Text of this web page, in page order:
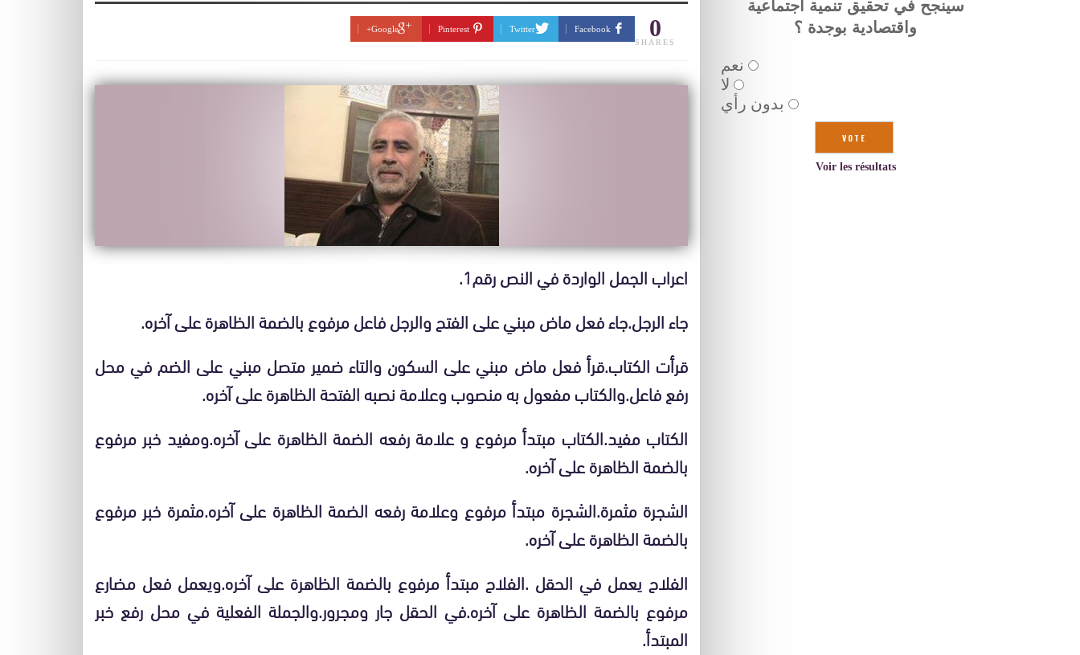
0
SHARES
Facebook
Twitter
Pinterest
Google+
اعراب الجمل الواردة في النص رقم1.
جاء الرجل.جاء فعل ماض مبني على الفتح والرجل فاعل مرفوع بالضمة الظاهرة على آخره.
قرأت الكتاب.قرأ فعل ماض مبني على السكون والتاء ضمير متصل مبني على الضم في محل
رفع فاعل.والكتاب مفعول به منصوب وعلامة نصبه الفتحة الظاهرة على آخره.
الكتاب مفيد.الكتاب مبتدأ مرفوع و علامة رفعه الضمة الظاهرة على آخره.ومفيد خبر مرفوع
بالضمة الظاهرة على آخره.
الشجرة مثمرة.الشجرة مبتدأ مرفوع وعلامة رفعه الضمة الظاهرة على آخره.مثمرة خبر مرفوع
بالضمة الظاهرة على آخره.
الفلاح يعمل في الحقل .الفلاح مبتدأ مرفوع بالضمة الظاهرة على آخره.ويعمل فعل مضارع
مرفوع بالضمة الظاهرة على آخره.في الحقل جار ومجرور.والجملة الفعلية في محل رفع خبر
المبتدأ.
سينجح في تحقيق تنمية اجتماعية
واقتصادية بوجدة ؟
نعم
لا
بدون رأي
Voir les résultats